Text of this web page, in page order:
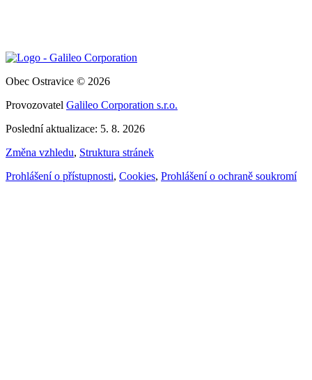
Obec Ostravice © 2026
Provozovatel Galileo Corporation s.r.o.
Poslední aktualizace: 5. 8. 2026
Změna vzhledu, Struktura stránek
Prohlášení o přístupnosti, Cookies, Prohlášení o ochraně soukromí